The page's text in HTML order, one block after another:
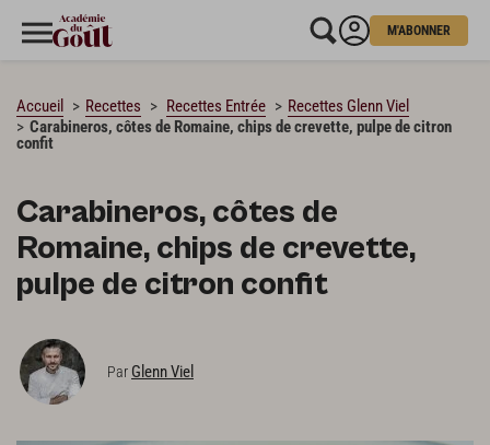
M'ABONNER
Accueil Recettes Recettes Entrée
Recettes Glenn Viel
Carabineros, côtes de Romaine, chips de crevette, pulpe de citron
confit
Carabineros, côtes de
Romaine, chips de crevette,
pulpe de citron confit
Par Glenn Viel
CHARGEMENT…